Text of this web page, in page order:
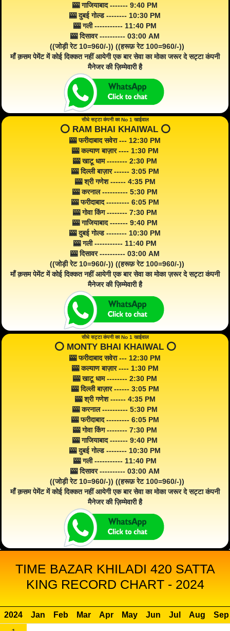
🎰 गाजियाबाद ------- 9:40 PM
🎰 दुबई गोल्ड -------- 10:30 PM
🎰 गली ----------- 11:40 PM
🎰 दिसावर ---------- 03:00 AM
((जोड़ी रेट 10=960/-)) ((हरूफ़ रेट 100=960/-))
माँ क़सम पेमेंट में कोई दिक्कत नहीं आयेगी एक बार सेवा का मोका जरूर दे सट्टा कंपनी
मैनेजर की ज़िम्मेवारी है
सीधे सट्टा कंपनी का No 1 खाईवाल
⭕️ RAM BHAI KHAIWAL ⭕️
🎰 फरीदाबाद सवेरा --- 12:30 PM
🎰 कल्याण बाज़ार ---- 1:30 PM
🎰 खाटू धाम -------- 2:30 PM
🎰 दिल्ली बाज़ार ------ 3:05 PM
🎰 श्री गणेश ------ 4:35 PM
🎰 करनाल ---------- 5:30 PM
🎰 फरीदाबाद --------- 6:05 PM
🎰 गोवा किंग -------- 7:30 PM
🎰 गाजियाबाद ------- 9:40 PM
🎰 दुबई गोल्ड -------- 10:30 PM
🎰 गली ----------- 11:40 PM
🎰 दिसावर ---------- 03:00 AM
((जोड़ी रेट 10=960/-)) ((हरूफ़ रेट 100=960/-))
माँ क़सम पेमेंट में कोई दिक्कत नहीं आयेगी एक बार सेवा का मोका ज़रूर दे सट्टा कंपनी
मैनेजर की ज़िम्मेवारी है
सीधे सट्टा कंपनी का No 1 खाईवाल
⭕️ MONTY BHAI KHAIWAL ⭕️
🎰 फरीदाबाद सवेरा --- 12:30 PM
🎰 कल्याण बाज़ार ---- 1:30 PM
🎰 खाटू धाम -------- 2:30 PM
🎰 दिल्ली बाज़ार ------ 3:05 PM
🎰 श्री गणेश ------ 4:35 PM
🎰 करनाल ---------- 5:30 PM
🎰 फरीदाबाद --------- 6:05 PM
🎰 गोवा किंग -------- 7:30 PM
🎰 गाजियाबाद ------- 9:40 PM
🎰 दुबई गोल्ड -------- 10:30 PM
🎰 गली ----------- 11:40 PM
🎰 दिसावर ---------- 03:00 AM
((जोड़ी रेट 10=960/-)) ((हरूफ़ रेट 100=960/-))
माँ क़सम पेमेंट में कोई दिक्कत नहीं आयेगी एक बार सेवा का मोका जरूर दे सट्टा कंपनी
मैनेजर की ज़िम्मेवारी है
TIME BAZAR KHILADI 420 SATTA
KING RECORD CHART - 2024
2024 Jan Feb Mar Apr May Jun Jul Aug
Sep